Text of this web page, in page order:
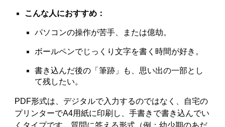
こんな人におすすめ：
パソコンの操作が苦手、または億劫。
ボールペンでじっくり文字を書く時間が好き。
書き込んだ後の「筆跡」も、思い出の一部とし
て残したい。
PDF形式は、デジタルで入力するのではなく、自宅の
プリンターでA4用紙に印刷し、手書きで書き込んでい
くタイプです。質問に答える形式（例：幼少期のあだ